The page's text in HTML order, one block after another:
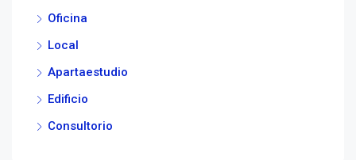
Oficina
Local
Apartaestudio
Edificio
Consultorio